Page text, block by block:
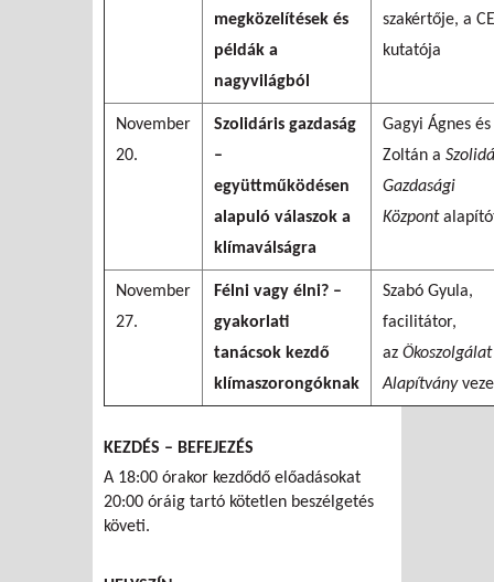
megközelítések és
példák a
nagyvilágból
szakértője, a
kutatója
November
20.
Szolidáris gazdaság
–
együttműködésen
alapuló válaszok a
klímaválságra
Gagyi Ágnes és
Zoltán a
Gazdasági
Központ
November
27.
Félni vagy élni? –
gyakorlati
tanácsok kezdő
klímaszorongóknak
Szabó Gyula,
facilitátor,
az Ökoszolgálat
Alapítvány
KEZDÉS – BEFEJEZÉS
A 18:00 órakor kezdődő előadásokat
20:00 óráig tartó kötetlen beszélgetés
követi.